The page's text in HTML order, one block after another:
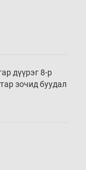
дүүрэг 8-р
зочид буудал